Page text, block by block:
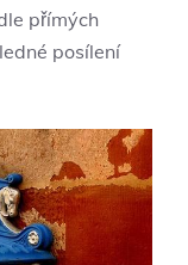
přímých
posílení